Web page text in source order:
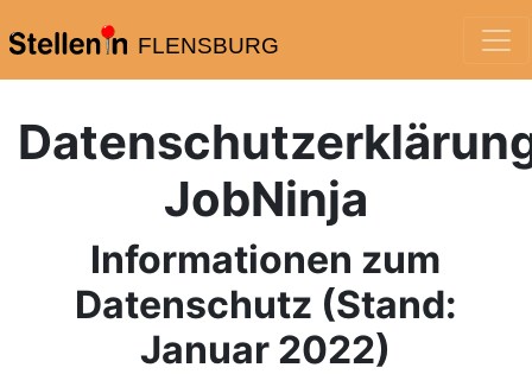
FLENSBURG
JobNinja
Informationen zum
Datenschutz (Stand:
Januar 2022)